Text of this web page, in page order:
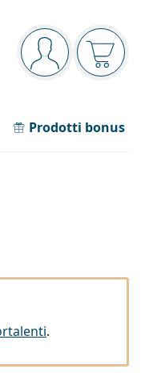
Barra di navigazione
sei connesso
Il
Prodotti bonus
.